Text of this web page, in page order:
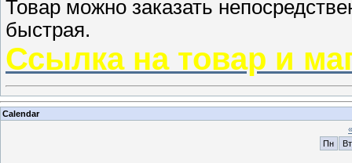
Товар можно заказать
быстрая.
Ссылка на товар и
Calendar
«
Пн
Вт